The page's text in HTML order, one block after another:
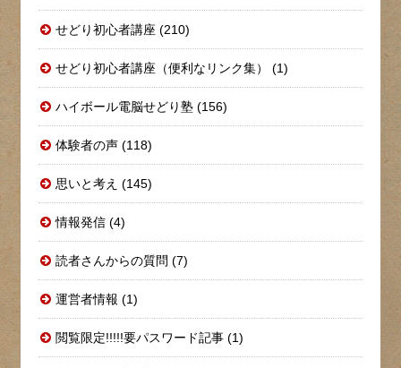
せどり初心者講座 (210)
せどり初心者講座（便利なリンク集） (1)
ハイボール電脳せどり塾 (156)
体験者の声 (118)
思いと考え (145)
情報発信 (4)
読者さんからの質問 (7)
運営者情報 (1)
閲覧限定!!!!!要パスワード記事 (1)